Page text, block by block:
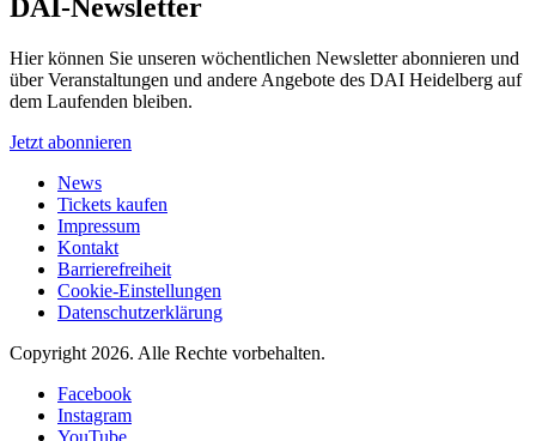
DAI-Newsletter
Hier können Sie unseren wöchentlichen Newsletter abonnieren und
über Veranstaltungen und andere Angebote des DAI Heidelberg auf
dem Laufenden bleiben.
Jetzt abonnieren
News
Tickets kaufen
Impressum
Kontakt
Barrierefreiheit
Cookie-Einstellungen
Datenschutzerklärung
Copyright 2026. Alle Rechte vorbehalten.
Facebook
Instagram
YouTube